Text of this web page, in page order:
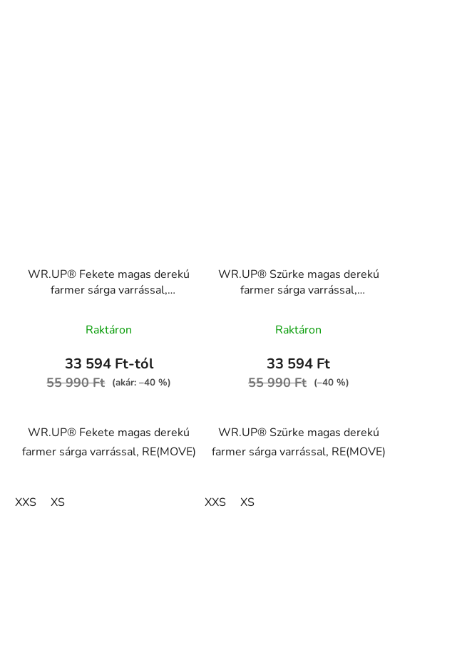
WR.UP® Fekete magas derekú
farmer sárga varrással,
WRUP1HC002ORG, J7Y
Raktáron
33 594 Ft-tól
55 990 Ft (akár: –40 %)
WR.UP® Fekete magas derekú
farmer sárga varrással, RE(MOVE)
XXS XS
WR.UP® Szürke magas derekú
farmer sárga varrással,
WRUP1HC002ORG, J3Y
termék
átlagos
értékelése
5,0
csillag.
Raktáron
33 594 Ft
55 990 Ft (–40 %)
WR.UP® Szürke magas derekú
farmer sárga varrással, RE(MOVE)
XXS XS